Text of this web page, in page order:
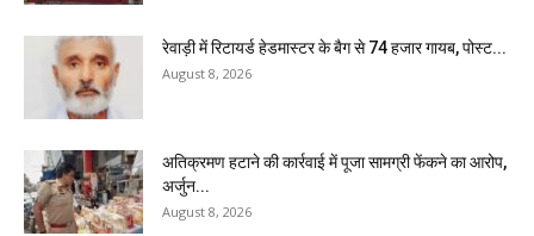
रेवाड़ी में रिटायर्ड हेडमास्टर के बैग से ₹74 हजार गायब, पोस्ट...
August 8, 2026
अतिक्रमण हटाने की कार्रवाई में पूजा सामग्री फेंकने का आरोप,
अर्जुन...
August 8, 2026